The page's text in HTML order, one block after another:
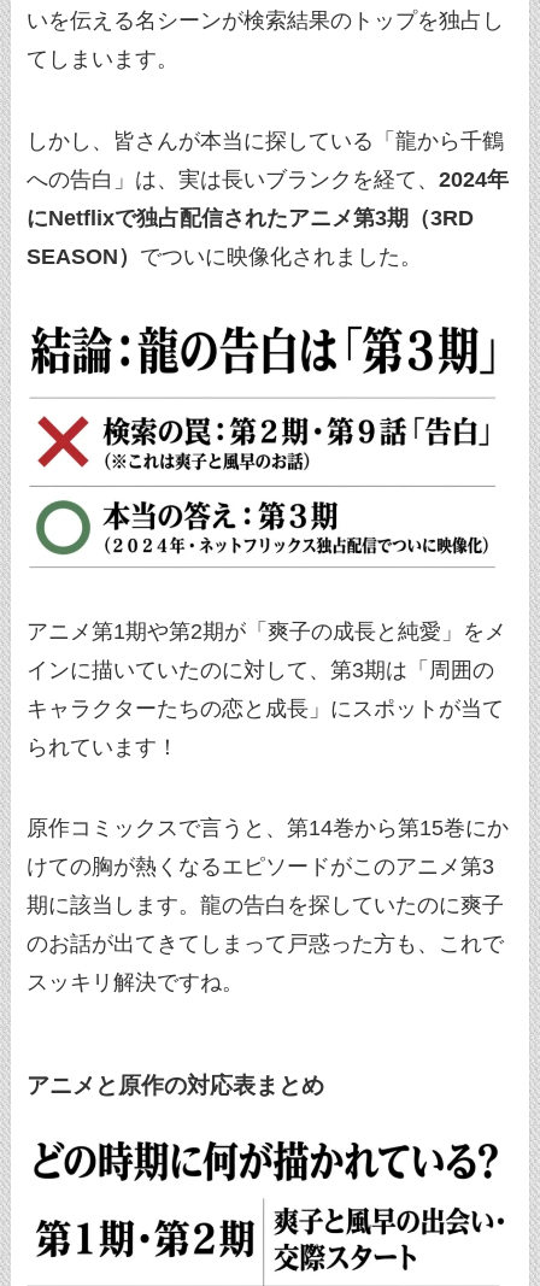
いを伝える名シーンが検索結果のトップを独占し
てしまいます。
しかし、皆さんが本当に探している「龍から千鶴
への告白」は、実は長いブランクを経て、2024年
にNetflixで独占配信されたアニメ第3期（3RD
SEASON） でついに映像化されました。
アニメ第1期や第2期が「爽子の成長と純愛」をメ
インに描いていたのに対して、第3期は「周囲の
キャラクターたちの恋と成長」にスポットが当て
られています！
原作コミックスで言うと、第14巻から第15巻にか
けての胸が熱くなるエピソードがこのアニメ第3
期に該当します。龍の告白を探していたのに爽子
のお話が出てきてしまって戸惑った方も、これで
スッキリ解決ですね。
アニメと原作の対応表まとめ